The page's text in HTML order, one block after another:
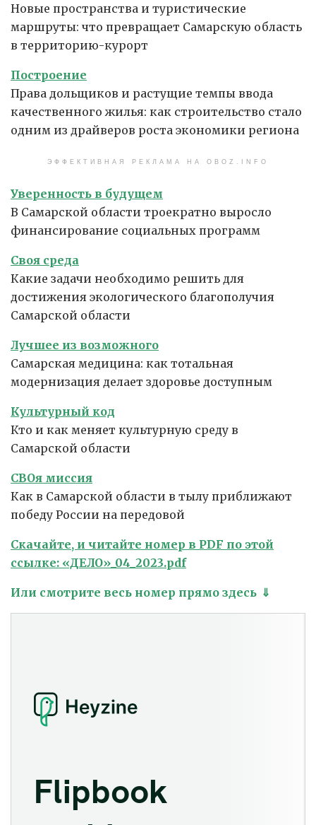
Новые пространства и туристические
маршруты: что превращает Самарскую область
в территорию-курорт
Построение
Права дольщиков и растущие темпы ввода
качественного жилья: как строительство стало
одним из драйверов роста экономики региона
ЭФФЕКТИВНАЯ РЕКЛАМА НА OBOZ.INFO
Уверенность в будущем
В Самарской области троекратно выросло
финансирование социальных программ
Своя среда
Какие задачи необходимо решить для
достижения экологического благополучия
Самарской области
Лучшее из возможного
Самарская медицина: как тотальная
модернизация делает здоровье доступным
Культурный код
Кто и как меняет культурную среду в
Самарской области
СВОя миссия
Как в Самарской области в тылу приближают
победу России на передовой
Скачайте, и читайте номер в PDF по этой
ссылке: «ДЕЛО»_04_2023.pdf
Или смотрите весь номер прямо здесь ⇓